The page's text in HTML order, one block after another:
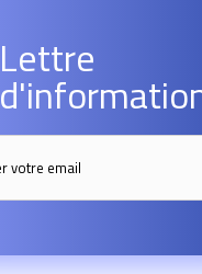
Lettre